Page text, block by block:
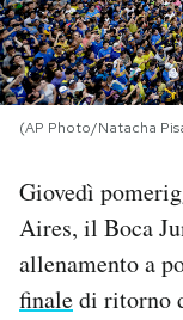
PODCAST
NEWSLETTER
I MIEI
(AP Photo/Natacha
Giovedì
Aires, il Boca
allenamento a
finaledi ritorno